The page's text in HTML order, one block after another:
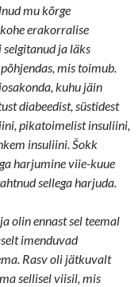
mu kõrge
erakorralise
ja läks
mis toimub.
kuhu jäin
diabeedist, süstidest
pikatoimelist insuliini,
insuliini. Šokk
harjumine viie-kuue
sellega harjuda.
olin ennast sel teemal
imenduvad
Rasv oli jätkuvalt
sellisel viisil, mis